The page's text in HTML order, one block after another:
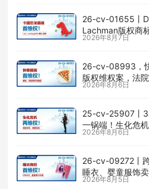
26-cv-01655㇑
Lachman版权商
权，I am…
2026年8月7日
26-cv-08993，
版权维权案，法
批量合并，剩余商
2026年8月6日
25-cv-25907㇑
一锅端！生化危
年TRO传票已发
2026年8月6日
26-cv-09272㇑
睡衣、婴童服饰
查CENLYE商标滥
2026年8月5日